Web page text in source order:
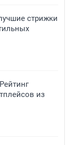
стрижки
из